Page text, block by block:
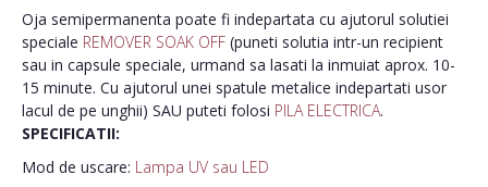
Oja semipermanenta poate fi indepartata cu ajutorul solutiei
speciale REMOVER SOAK OFF (puneti solutia intr-un recipient
sau in capsule speciale, urmand sa lasati la inmuiat aprox. 10-
15 minute. Cu ajutorul unei spatule metalice indepartati usor
lacul de pe unghii) SAU puteti folosi PILA ELECTRICA.
SPECIFICATII:
Mod de uscare: Lampa UV sau LED